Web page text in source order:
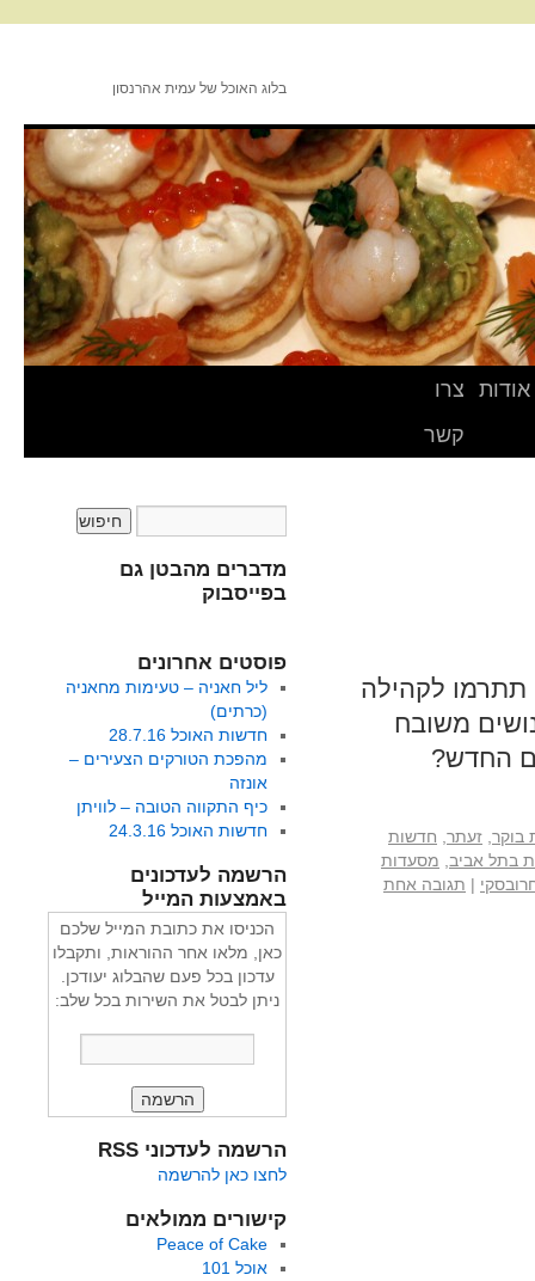
בלוג האוכל של עמית אהרנסון
אודות
צרו
קשר
תתרמו לקהילה
משובח
החדש?
בוקר זעתר חדשות
בתל אביב
מסעדות
| תגובה אחת
מדברים מהבטן גם
בפייסבוק
פוסטים אחרונים
ליל חאניה – טעימות מחאניה
(כרתים)
חדשות האוכל 28.7.16
מהפכת הטורקים הצעירים –
אונזה
כיף התקווה הטובה – לוויתן
חדשות האוכל 24.3.16
הרשמה לעדכונים
באמצעות המייל
הכניסו את כתובת המייל שלכם
כאן, מלאו אחר ההוראות, ותקבלו
עדכון בכל פעם שהבלוג יעודכן.
ניתן לבטל את השירות בכל שלב:
הרשמה לעדכוני RSS
לחצו כאן להרשמה
קישורים ממולאים
Peace of Cake
אוכל 101